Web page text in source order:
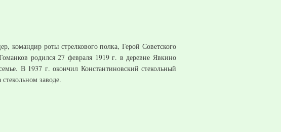
командир роты стрелкового полка, Герой Советского
родился 27 февраля 1919 г. в деревне Явкино
В 1937 г. окончил Константиновский стекольный
заводе.